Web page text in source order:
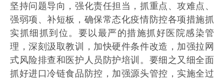
坚持问题导向，强化责任担当，抓重点、攻难点、
强弱项、补短板，确保常态化疫情防控各项措施抓
实抓细抓到位。要以最严的措施抓好医院感染管
理，深刻汲取教训，加快硬件条件改造，加强拉网
式风险排查和医护人员防护培训。要细之又细全面
抓好进口冷链食品防控，加强源头管控，实施全过